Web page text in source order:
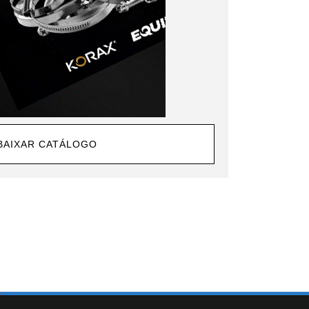
CATÁLOGO